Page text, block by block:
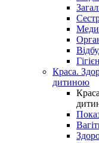
Краса.
дитиною